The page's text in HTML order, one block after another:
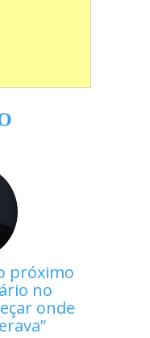
próximo
no
onde